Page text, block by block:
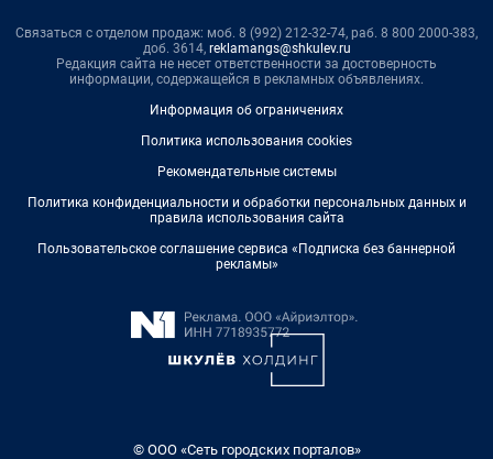
Связаться с отделом продаж: моб. 8 (992) 212-32-74, раб. 8 800 2000-383,
доб. 3614, reklamangs@shkulev.ru
Редакция сайта не несет ответственности за достоверность
информации, содержащейся в рекламных объявлениях.
Информация об ограничениях
Политика использования cookies
Рекомендательные системы
Политика конфиденциальности и обработки персональных данных и
правила использования сайта
Пользовательское соглашение сервиса «Подписка без баннерной
рекламы»
© ООО «Сеть городских порталов»